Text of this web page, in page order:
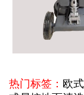
热门标签： 欧